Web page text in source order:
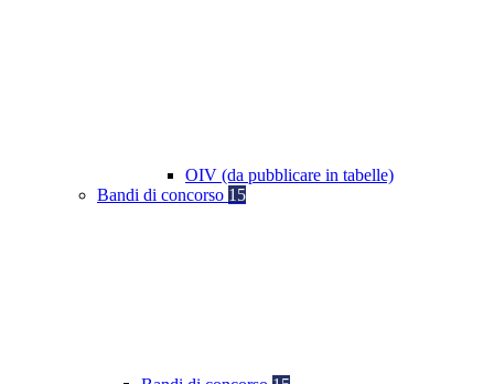
OIV (da pubblicare in tabelle)
Bandi di concorso 15